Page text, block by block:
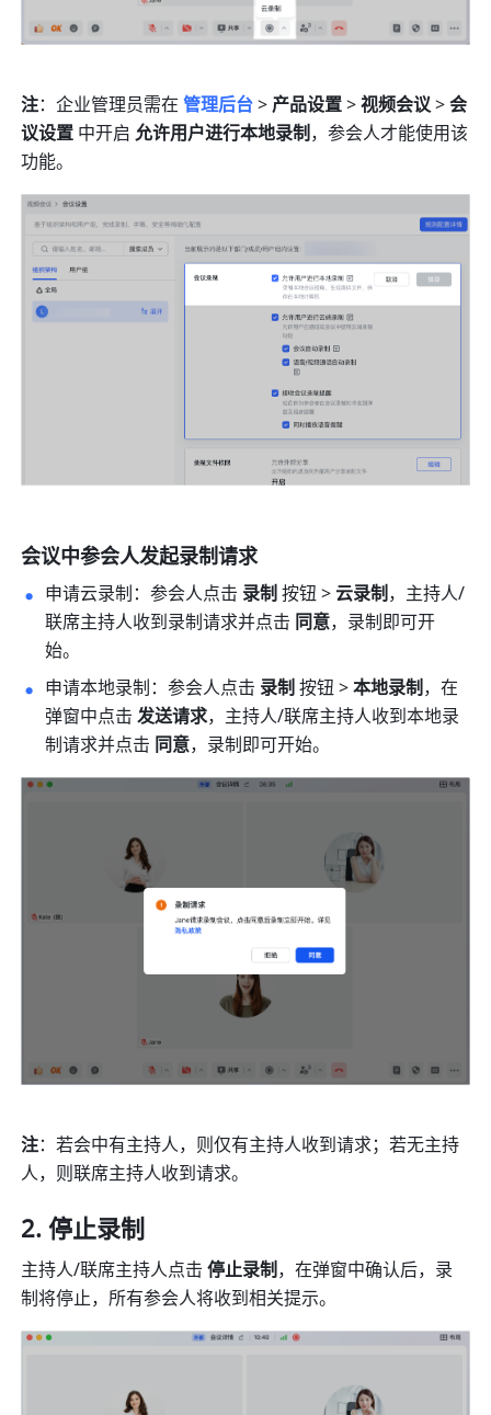
注：企业管理员需在 管理后台> 产品设置 > 视频会议 > 会
议设置 中开启 允许用户进行本地录制，参会人才能使用该
功能。
会议中参会人发起录制请求
申请云录制：参会人点击 录制 按钮 > 云录制，主持人/
联席主持人收到录制请求并点击 同意，录制即可开
始。
申请本地录制：参会人点击 录制 按钮 > 本地录制，在
弹窗中点击 发送请求，主持人/联席主持人收到本地录
制请求并点击 同意，录制即可开始。
注：若会中有主持人，则仅有主持人收到请求；若无主持
人，则联席主持人收到请求。
停止录制
主持人/联席主持人点击 停止录制，在弹窗中确认后，录
制将停止，所有参会人将收到相关提示。